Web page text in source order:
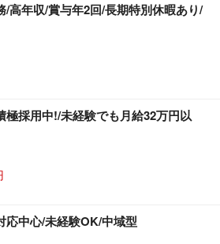
/高年収/賞与年2回/長期特別休暇あり/
極採用中!/未経験でも月給32万円以
応中心/未経験OK/中域型